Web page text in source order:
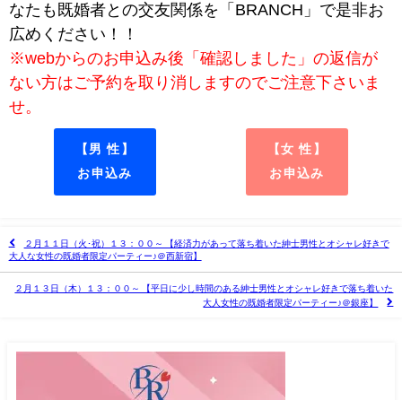
なたも既婚者との交友関係を「BRANCH」で是非お
広めください！！
※webからのお申込み後「確認しました」の返信が
ない方はご予約を取り消しますのでご注意下さいま
せ。
【男 性】
お申込み
【女 性】
お申込み
２月１１日（火･祝）１３：００～ 【経済力があって落ち着いた紳士男性とオシャレ好きで
大人な女性の既婚者限定パーティー♪＠西新宿】
２月１３日（木）１３：００～ 【平日に少し時間のある紳士男性とオシャレ好きで落ち着いた
大人女性の既婚者限定パーティー♪＠銀座】